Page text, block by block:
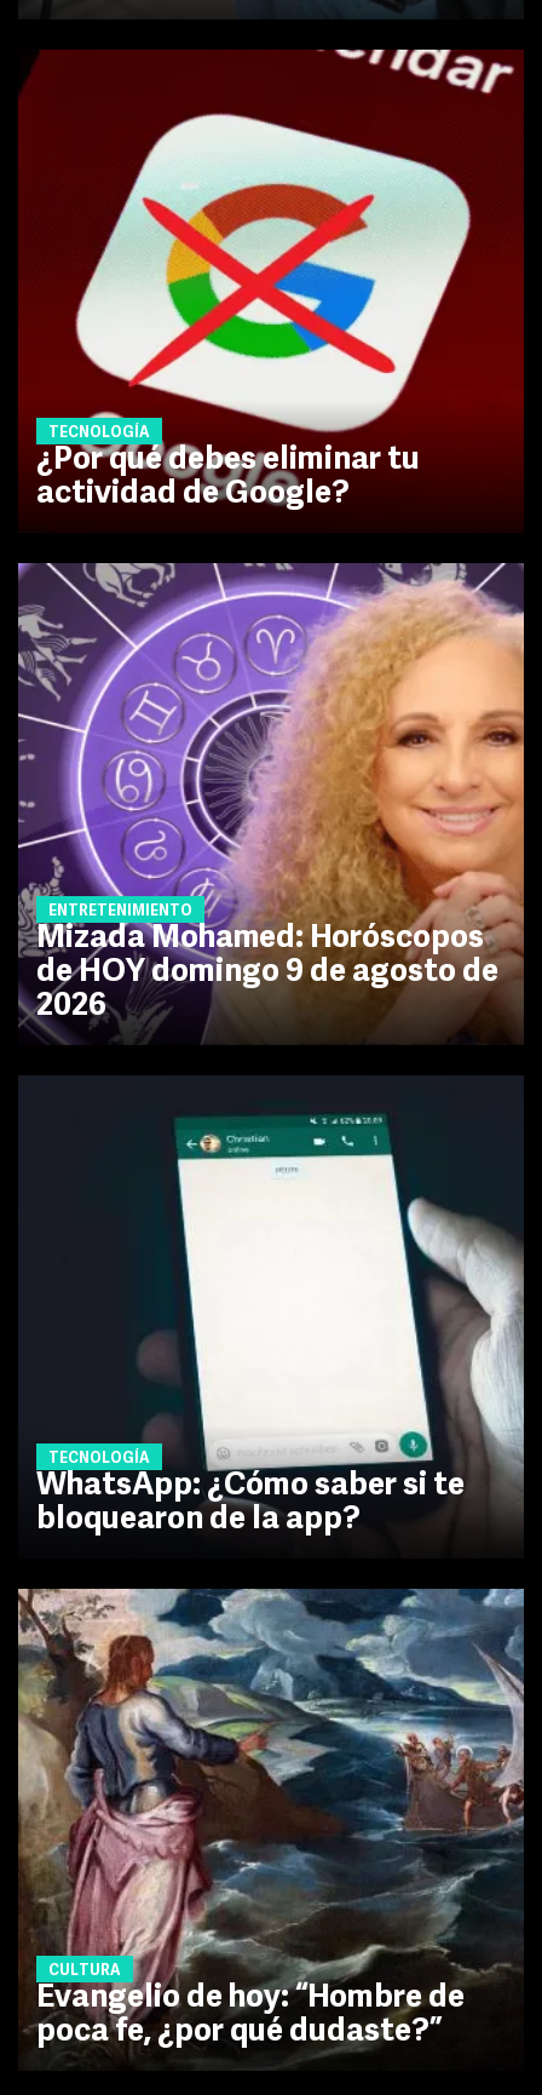
TECNOLOGÍA
¿Por qué debes eliminar tu
actividad de Google?
ENTRETENIMIENTO
Mizada Mohamed: Horóscopos
de HOY domingo 9 de agosto de
2026
TECNOLOGÍA
WhatsApp: ¿Cómo saber si te
bloquearon de la app?
CULTURA
Evangelio de hoy: “Hombre de
poca fe, ¿por qué dudaste?”